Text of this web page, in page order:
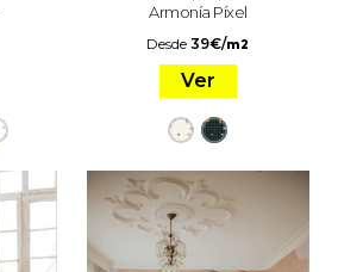
Armonía Píxel
Desde39€/m2
Ver